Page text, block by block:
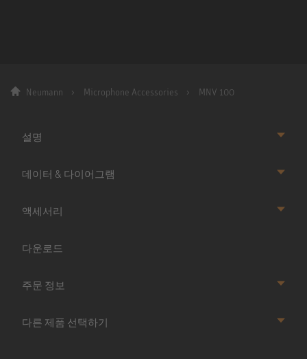
Neumann Microphone Accessories MNV 100
설명
데이터 & 다이어그램
액세서리
다운로드
주문 정보
다른 제품 선택하기